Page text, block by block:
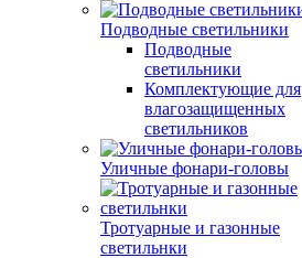
Подводные светильники
Подводные
светильники
Комплектующие для
влагозащищенных
светильников
Уличные фонари-головы
Тротуарные и газонные
светильнки